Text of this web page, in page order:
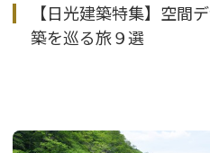
【日光建築特集】空間
築を巡る旅９選